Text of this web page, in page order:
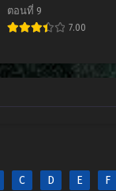
ตอ
ตอ
ตอนที่ 9
7.00
C D E F